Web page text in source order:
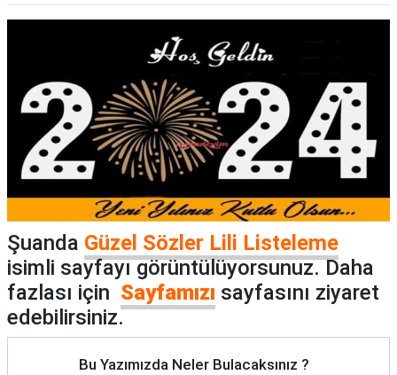
Şuanda Güzel Sözler Lili Listeleme
isimli sayfayı görüntülüyorsunuz. Daha
fazlası için Sayfamızı sayfasını ziyaret
edebilirsiniz.
Bu Yazımızda Neler Bulacaksınız ?